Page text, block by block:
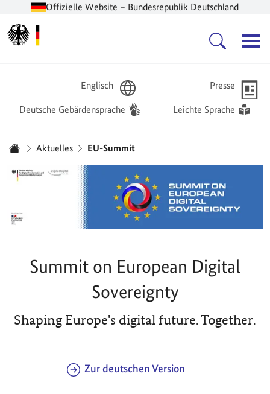
Offizielle Website – Bundesrepublik Deutschland
Englisch Presse
Deutsche Gebärdensprache Leichte Sprache
Aktuelles EU-Summit
Summit on European Digital
Sovereignty
Shaping Europe's digital future. Together.
Zur deutschen Version